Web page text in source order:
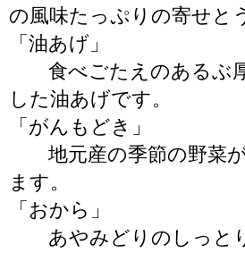
の風味たっぷりの寄せと
「油あげ」
食べごたえのあるぶ
した油あげです。
「がんもどき」
地元産の季節の野菜が
ます。
「おから」
あやみどりのしっと